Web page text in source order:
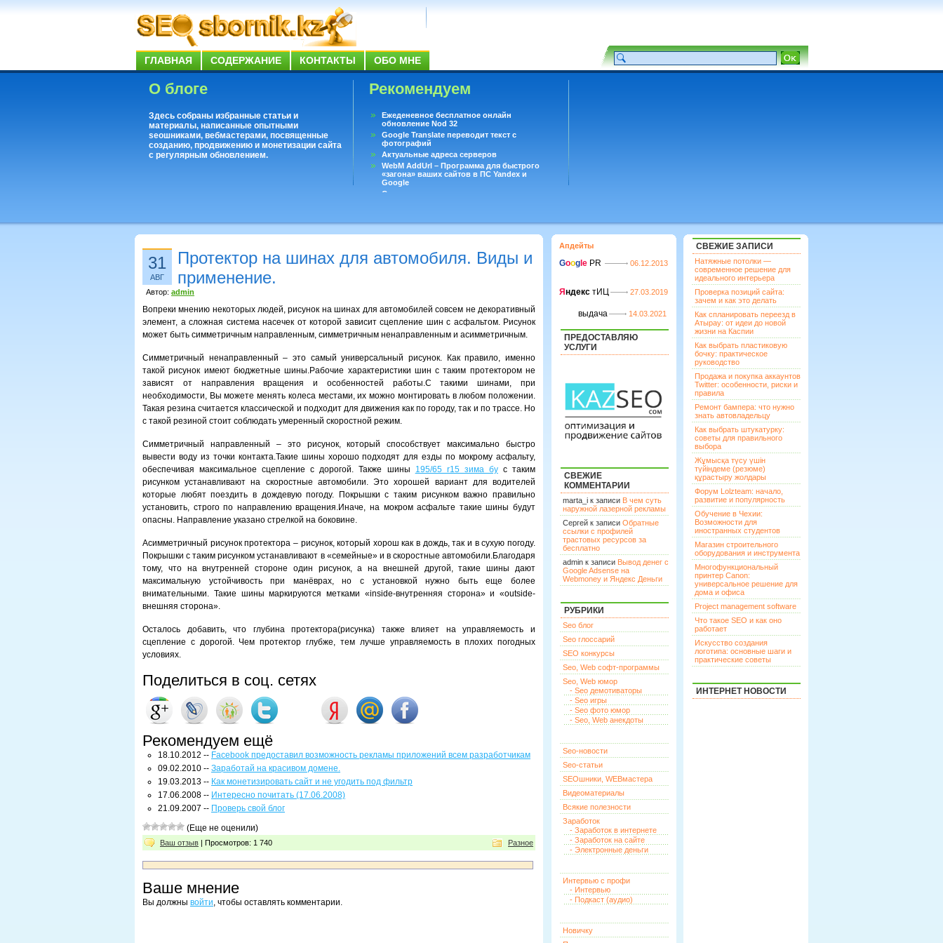
ГЛАВНАЯ СОДЕРЖАНИЕ КОНТАКТЫ ОБО МНЕ
О блоге
Здесь собраны избранные статьи и
материалы, написанные опытными
seoшниками, вебмастерами, посвященные
созданию, продвижению и монетизации сайта
с регулярным обновлением.
Рекомендуем
Ежеденевное бесплатное онлайн
обновление Nod 32
Google Translate переводит текст с
фотографий
Актуальные адреса серверов
WebM AddUrl – Программа для быстрого
«загона» ваших сайтов в ПС Yandex и
Google
Существует вопросы, на которые не может
31
АВГ
Протектор на шинах для автомобиля. Виды и
применение.
Автор: admin
Вопреки мнению некоторых людей, рисунок на шинах для автомобилей совсем не декоративный
элемент, а сложная система насечек от которой зависит сцепление шин с асфальтом. Рисунок
может быть симметричным направленным, симметричным ненаправленным и асимметричным.
Симметричный ненаправленный – это самый универсальный рисунок. Как правило, именно
такой рисунок имеют бюджетные шины.Рабочие характеристики шин с таким протектором не
зависят от направления вращения и особенностей работы.С такими шинами, при
необходимости, Вы можете менять колеса местами, их можно монтировать в любом положении.
Такая резина считается классической и подходит для движения как по городу, так и по трассе. Но
с такой резиной стоит соблюдать умеренный скоростной режим.
Симметричный направленный – это рисунок, который способствует максимально быстро
вывести воду из точки контакта.Такие шины хорошо подходят для езды по мокрому асфальту,
обеспечивая максимальное сцепление с дорогой. Также шины
195/65 r15 зима бус таким
рисунком устанавливают на скоростные автомобили. Это хорошей вариант для водителей
которые любят поездить в дождевую погоду. Покрышки с таким рисунком важно правильно
установить, строго по направлению вращения.Иначе, на мокром асфальте такие шины будут
опасны. Направление указано стрелкой на боковине.
Асимметричный рисунок протектора – рисунок, который хорош как в дождь, так и в сухую погоду.
Покрышки с таким рисунком устанавливают в «семейные» и в скоростные автомобили.Благодаря
тому, что на внутренней стороне один рисунок, а на внешней другой, такие шины дают
максимальную устойчивость при манёврах, но с установкой нужно быть еще более
внимательными. Такие шины маркируются метками «inside-внутренняя сторона» и «outside-
внешняя сторона».
Осталось добавить, что глубина протектора(рисунка) также влияет на управляемость и
сцепление с дорогой. Чем протектор глубже, тем лучше управляемость в плохих погодных
условиях.
Поделиться в соц. сетях
Рекомендуем ещё
18.10.2012 -- Facebook предоставил возможность рекламы приложений всем разработчикам
09.02.2010 -- Заработай на красивом домене.
19.03.2013 -- Как монетизировать сайт и не угодить под фильтр
17.06.2008 -- Интересно почитать (17.06.2008)
21.09.2007 -- Проверь свой блог
(Еще не оценили)
Ваш отзыв | Просмотров: 1 740 Разное
Ваше мнение
Вы должны войти, чтобы оставлять комментарии.
Апдейты
Goog le PR 06.12.2013
Я ндекс тИЦ 27.03.2019
выдача 14.03.2021
ПРЕДОСТАВЛЯЮ
УСЛУГИ
СВЕЖИЕ
КОММЕНТАРИИ
marta_i к записи В чем суть
наружной лазерной рекламы
Сергей к записи Обратные
ссылки с профилей
трастовых ресурсов за
бесплатно
admin к записи Вывод денег с
Google Adsense на
Webmoney и Яндекс Деньги
РУБРИКИ
Seo блог
Seo глоссарий
SEO конкурсы
Seo, Web софт-программы
Seo, Web юмор
- Seo демотиваторы
- Seo игры
- Seo фото юмор
- Seo, Web анекдоты
Seo-новости
Seo-статьи
SEOшники, WEBмастера
Видеоматериалы
Всякие полезности
Заработок
- Заработок в интернете
- Заработок на сайте
- Электронные деньги
Интервью с профи
- Интервью
- Подкаст (аудио)
Новичку
СВЕЖИЕ ЗАПИСИ
Натяжные потолки —
современное решение для
идеального интерьера
Проверка позиций сайта:
зачем и как это делать
Как спланировать переезд в
Атырау: от идеи до новой
жизни на Каспии
Как выбрать пластиковую
бочку: практическое
руководство
Продажа и покупка аккаунтов
Twitter: особенности, риски и
правила
Ремонт бампера: что нужно
знать автовладельцу
Как выбрать штукатурку:
советы для правильного
выбора
Жұмысқа түсу үшін
түйіндеме (резюме)
құрастыру жолдары
Форум Lolzteam: начало,
развитие и популярность
Обучение в Чехии:
Возможности для
иностранных студентов
Магазин строительного
оборудования и инструмента
Многофункциональный
принтер Canon:
универсальное решение для
дома и офиса
Project management software
Что такое SEO и как оно
работает
Искусство создания
логотипа: основные шаги и
практические советы
ИНТЕРНЕТ НОВОСТИ